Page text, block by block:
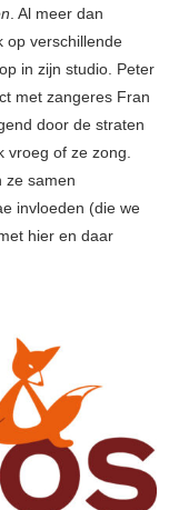
. Al meer dan
op verschillende
in zijn studio. Peter
met zangeres Fran
door de straten
vroeg of ze zong.
ze samen
invloeden (die we
hier en daar